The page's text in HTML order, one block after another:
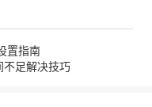
置指南
不足解决技巧